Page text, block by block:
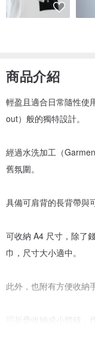
商品介紹
輕盈且適合日常隨性使
out）般的獨特設計。
經過水洗加工（
舊氛圍。
具備可肩背的長背帶與
可收納 A4 尺寸，除了
巾，尺寸大小適中。
此外，也附有方便收納
可折疊收納成小體積，